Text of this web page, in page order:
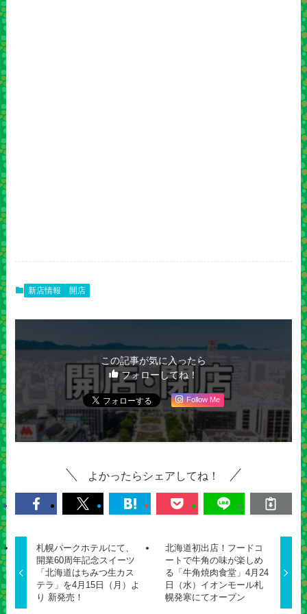
新店情報 開店
この記事が気に入ったら
フォローしてね！
Follow Me
よかったらシェアしてね！
札幌パークホテルにて、
開業60周年記念スイーツ
「北海道はちみつ生カス
テラ」を4月15日（月）よ
り 新発売！
北海道初出店！フードコ
ートで牛角の味が楽しめ
る「牛角焼肉食堂」4月24
日（水）イオンモール札
幌発寒にてオープン